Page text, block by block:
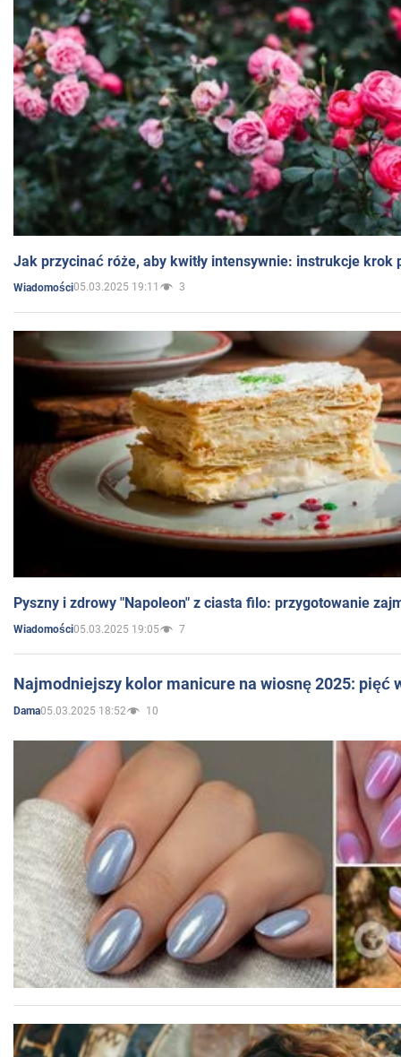
Jak przycinać róże, aby kwitły intensywnie: instrukcje krok
Wiadomości05.03.2025 19:11 3
Pyszny i zdrowy "Napoleon" z ciasta filo: przygotowanie
Wiadomości05.03.2025 19:05 7
Najmodniejszy kolor manicure na wiosnę 2025: pięć
Dama05.03.2025 18:52 10